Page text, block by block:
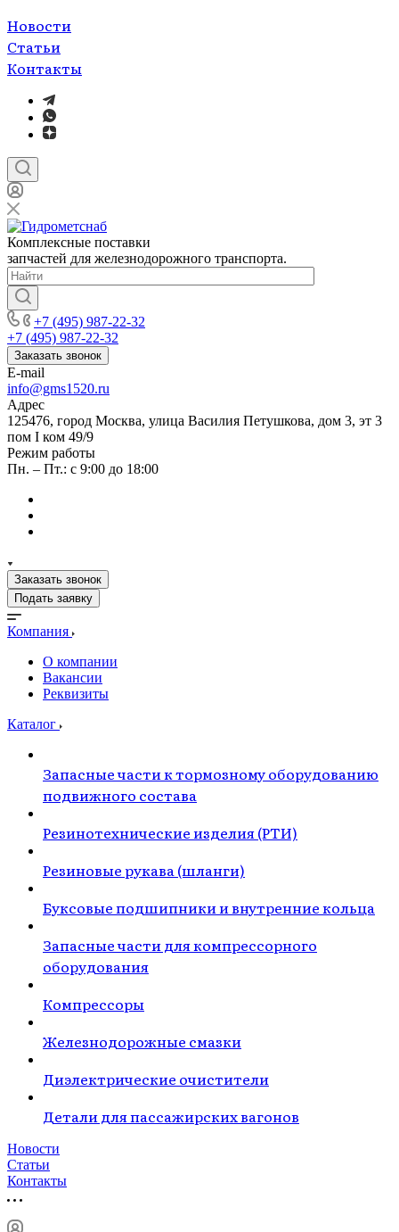
Новости
Статьи
Контакты
Комплексные поставки
запчастей для железнодорожного транспорта.
+7 (495) 987-22-32
+7 (495) 987-22-32
Заказать звонок
E-mail
info@gms1520.ru
Адрес
125476, город Москва, улица Василия Петушкова, дом 3, эт 3
пом I ком 49/9
Режим работы
Пн. – Пт.: с 9:00 до 18:00
Заказать звонок
Подать заявку
Компания
О компании
Вакансии
Реквизиты
Каталог
Запасные части к тормозному оборудованию
подвижного состава
Резинотехнические изделия (РТИ)
Резиновые рукава (шланги)
Буксовые подшипники и внутренние кольца
Запасные части для компрессорного
оборудования
Компрессоры
Железнодорожные смазки
Диэлектрические очистители
Детали для пассажирских вагонов
Новости
Статьи
Контакты